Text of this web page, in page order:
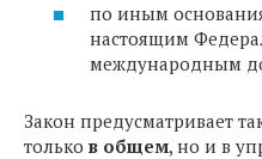
по иным
настоящим
международным
Закон предусматривает
только в общем, но и в